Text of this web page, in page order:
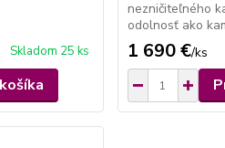
Skladom 25 ks
nezničiteľného
odolnosť ako
1 690 €/ks